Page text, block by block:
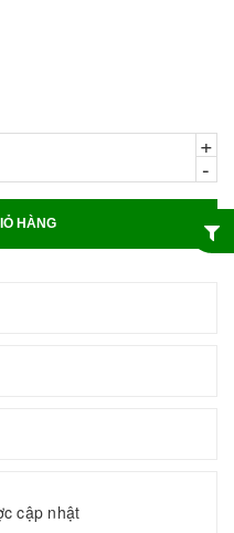
+
-
HÀNG
cập nhật